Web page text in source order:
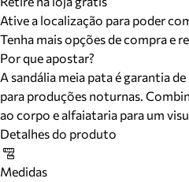
Ative a localização para poder
Tenha mais opções de compra e
Por que apostar?
A sandália meia pata é garantia
para produções noturnas.
ao corpo e alfaiataria para um
Detalhes do produto
Medidas